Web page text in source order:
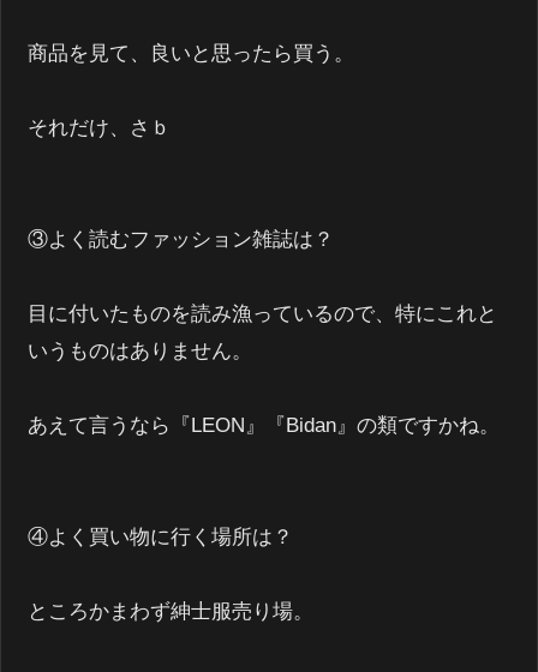
商品を見て、良いと思ったら買う。
それだけ、さｂ
③よく読むファッション雑誌は？
目に付いたものを読み漁っているので、特にこれと
いうものはありません。
あえて言うなら『LEON』『Bidan』の類ですかね。
④よく買い物に行く場所は？
ところかまわず紳士服売り場。